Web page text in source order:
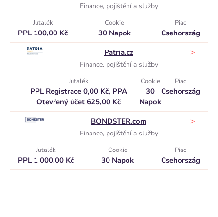
Finance, pojištění a služby
Jutalék
PPL 100,00 Kč
Cookie
30 Napok
Piac
Csehország
Patria.cz
Finance, pojištění a služby
>
Jutalék
PPL Registrace 0,00 Kč, PPA
Otevřený účet 625,00 Kč
Cookie
30
Napok
Piac
Csehország
BONDSTER.com
Finance, pojištění a služby
>
Jutalék
PPL 1 000,00 Kč
Cookie
30 Napok
Piac
Csehország